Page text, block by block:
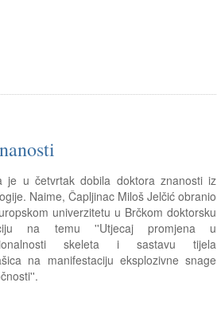
je u četvrtak dobila doktora znanosti iz
Naime, Čapljinac Miloš Jelčić obranio
univerzitetu u Brčkom doktorsku
na temu ''Utjecaj promjena u
skeleta i sastavu tijela
na manifestaciju eksplozivne snage